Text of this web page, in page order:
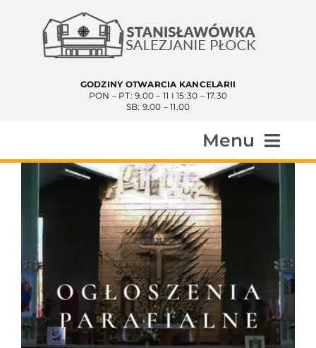
zawartości
GODZINY OTWARCIA KANCELARII
PON – PT: 9.00 – 11 I 15:30 – 17.30
SB: 9.00 – 11.00
Menu
Aktualności
Historia
Duszpasterze